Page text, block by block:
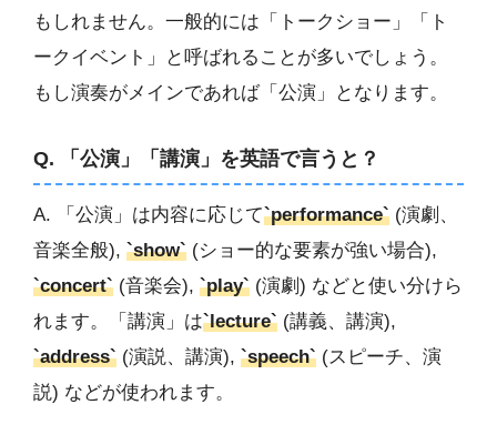
もしれません。一般的には「トークショー」「ト
ークイベント」と呼ばれることが多いでしょう。
もし演奏がメインであれば「公演」となります。
Q. 「公演」「講演」を英語で言うと？
A. 「公演」は内容に応じて`performance` (演劇、
音楽全般), `show` (ショー的な要素が強い場合),
`concert` (音楽会), `play` (演劇) などと使い分けら
れます。「講演」は`lecture` (講義、講演),
`address` (演説、講演), `speech` (スピーチ、演
説) などが使われます。